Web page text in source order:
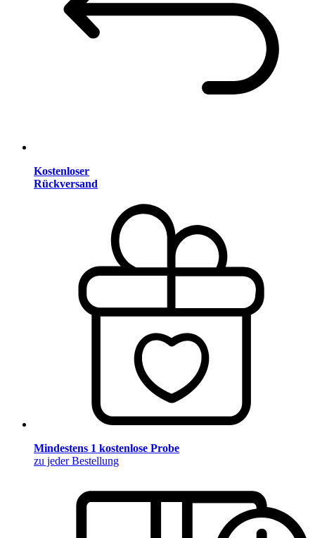
Kostenloser
Rückversand
Mindestens 1 kostenlose Probe
zu jeder Bestellung